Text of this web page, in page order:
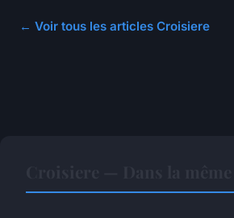
← Voir tous les articles Croisiere